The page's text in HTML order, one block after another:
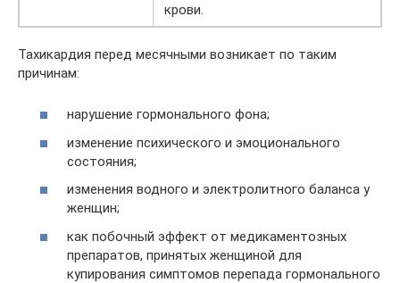
крови.
Тахикардия перед месячными возникает по таким
причинам:
нарушение гормонального фона;
изменение психического и эмоционального
состояния;
изменения водного и электролитного баланса у
женщин;
как побочный эффект от медикаментозных
препаратов, принятых женщиной для
купирования симптомов перепада гормонального